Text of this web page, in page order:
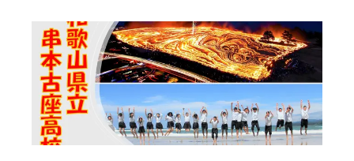
和島水産・宇南中等)愛媛県立野村高等学校愛媛県立弓削高等
学校愛媛県立上浮穴高等学校愛媛県立今治工業高等学校高知
県立嶺北高等学校高知県立四万十高等学校高知県立中村高等
学校西土佐分校高知県立高知農業高等学校 九州 佐賀県立
有田工業高等学校熊本県立小国高等学校熊本県立矢部高等学
校佐賀県立牛津高等学校鹿児島県立沖永良部高等学校鹿児島
県立志布志高等学校宮崎県立飯野高等学校宮崎県立高千穂高
等学校鹿児島県立古仁屋高等学校沖縄県立久米島高等学校私
立高校国際高等専門学校（石川県）開志国際高等学校(新潟県)
広島三育学院高等学校(広島県) ※2日目のみ参加